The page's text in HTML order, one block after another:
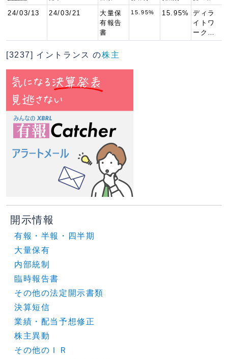
24/03/13 24/03/21
大量保
有報告
書
15.95% 15.95%
ディラ
イトワ
ーク…
[3237] イントランス の株主
開示情報
有報・半報・四半期
大量保有
内部統制
臨時報告書
その他の法定開示書類
決算短信
業績・配当予想修正
株主異動
その他のＩＲ